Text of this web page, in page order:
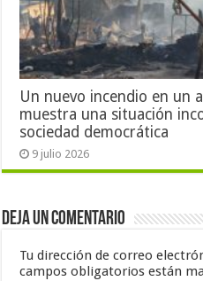
Un nuevo incendio en un
muestra una situación
sociedad democrática
9 julio 2026
Deja un comentario
Tu dirección de correo
campos obligatorios están